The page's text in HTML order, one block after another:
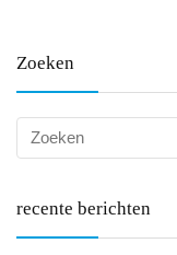
Zoeken
recente berichten